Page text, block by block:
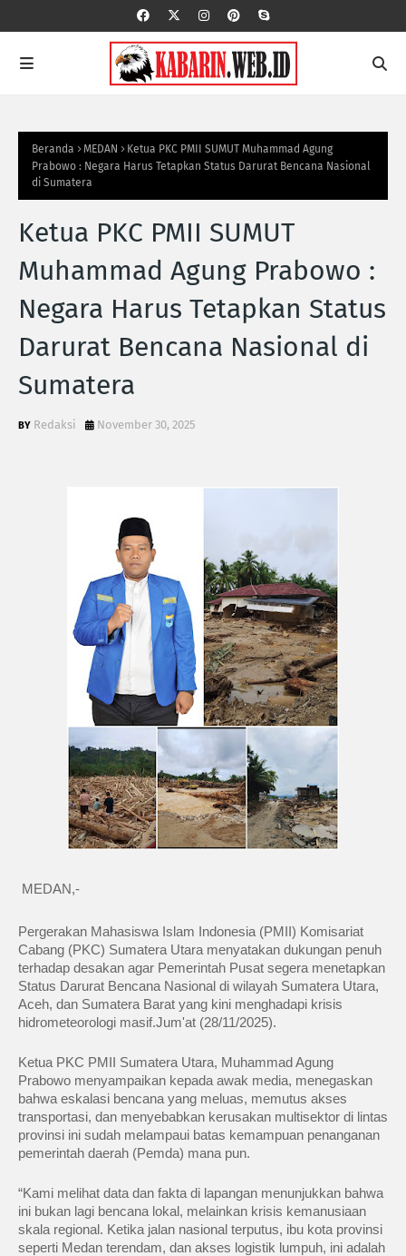
Beranda MEDAN
Ketua PKC PMII SUMUT Muhammad Agung
Prabowo : Negara Harus Tetapkan Status Darurat Bencana Nasional
di Sumatera
Ketua PKC PMII SUMUT
Muhammad Agung Prabowo :
Negara Harus Tetapkan Status
Darurat Bencana Nasional di
Sumatera
Redaksi November 30, 2025
MEDAN,-
Pergerakan Mahasiswa Islam Indonesia (PMII) Komisariat
Cabang (PKC) Sumatera Utara menyatakan dukungan penuh
terhadap desakan agar Pemerintah Pusat segera menetapkan
Status Darurat Bencana Nasional di wilayah Sumatera Utara,
Aceh, dan Sumatera Barat yang kini menghadapi krisis
hidrometeorologi masif.Jum'at (28/11/2025).
Ketua PKC PMII Sumatera Utara, Muhammad Agung
Prabowo menyampaikan kepada awak media, menegaskan
bahwa eskalasi bencana yang meluas, memutus akses
transportasi, dan menyebabkan kerusakan multisektor di lintas
provinsi ini sudah melampaui batas kemampuan penanganan
pemerintah daerah (Pemda) mana pun.
“Kami melihat data dan fakta di lapangan menunjukkan bahwa
ini bukan lagi bencana lokal, melainkan krisis kemanusiaan
skala regional. Ketika jalan nasional terputus, ibu kota provinsi
seperti Medan terendam, dan akses logistik lumpuh, ini adalah